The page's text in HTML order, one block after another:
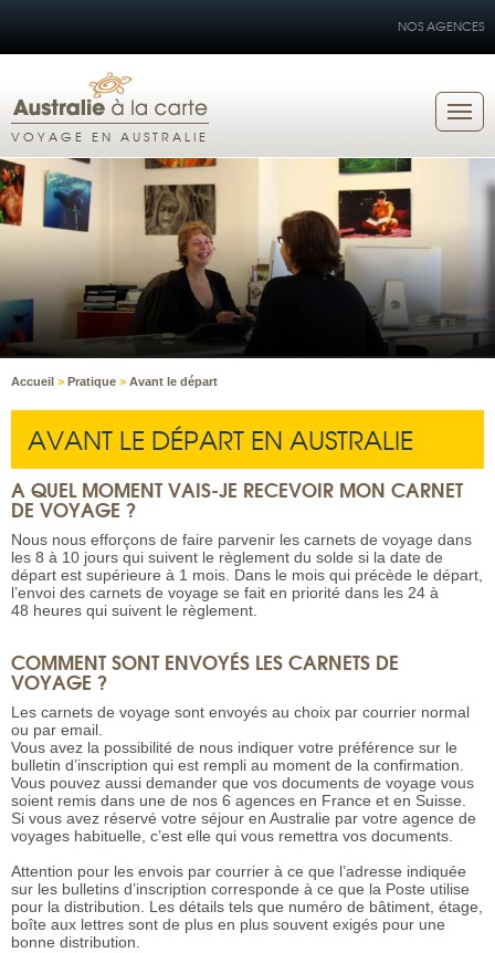
NOS AGENCES
VOYAGE EN AUSTRALIE
Accueil > Pratique > Avant le départ
AVANT LE DÉPART EN AUSTRALIE
A QUEL MOMENT VAIS-JE RECEVOIR MON CARNET
DE VOYAGE ?
Nous nous efforçons de faire parvenir les carnets de voyage dans
les 8 à 10 jours qui suivent le règlement du solde si la date de
départ est supérieure à 1 mois. Dans le mois qui précède le départ,
l’envoi des carnets de voyage se fait en priorité dans les 24 à
48 heures qui suivent le règlement.
COMMENT SONT ENVOYÉS LES CARNETS DE
VOYAGE ?
Les carnets de voyage sont envoyés au choix par courrier normal
ou par email.
Vous avez la possibilité de nous indiquer votre préférence sur le
bulletin d’inscription qui est rempli au moment de la confirmation.
Vous pouvez aussi demander que vos documents de voyage vous
soient remis dans une de nos 6 agences en France et en Suisse.
Si vous avez réservé votre séjour en Australie par votre agence de
voyages habituelle, c’est elle qui vous remettra vos documents.
Attention pour les envois par courrier à ce que l’adresse indiquée
sur les bulletins d’inscription corresponde à ce que la Poste utilise
pour la distribution. Les détails tels que numéro de bâtiment, étage,
boîte aux lettres sont de plus en plus souvent exigés pour une
bonne distribution.